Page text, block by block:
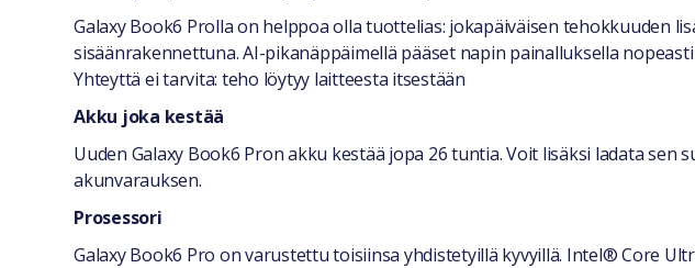
Galaxy Book6 Prolla on helppoa olla tuottelias: jokapäiväisen tehokkuuden
sisäänrakennettuna. AI-pikanäppäimellä pääset napin painalluksella
Yhteyttä ei tarvita: teho löytyy laitteesta itsestään
Akku joka kestää
Uuden Galaxy Book6 Pron akku kestää jopa 26 tuntia. Voit lisäksi ladata
akunvarauksen.
Prosessori
Galaxy Book6 Pro on varustettu toisiinsa yhdistetyillä kyvyillä. Intel® Core